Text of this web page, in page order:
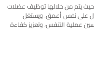
حيث يتم من خلالها توظيف عضلات
على نفس أعمق. ويستغل
عملية التنفس، وتعزيز كفاءة